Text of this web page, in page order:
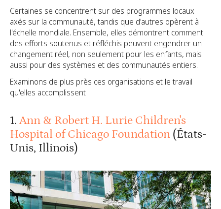
Certaines se concentrent sur des programmes locaux
axés sur la communauté, tandis que d'autres opèrent à
l'échelle mondiale. Ensemble, elles démontrent comment
des efforts soutenus et réfléchis peuvent engendrer un
changement réel, non seulement pour les enfants, mais
aussi pour des systèmes et des communautés entiers.
Examinons de plus près ces organisations et le travail
qu'elles accomplissent
1. Ann & Robert H. Lurie Children's
Hospital of Chicago Foundation (États-
Unis, Illinois)